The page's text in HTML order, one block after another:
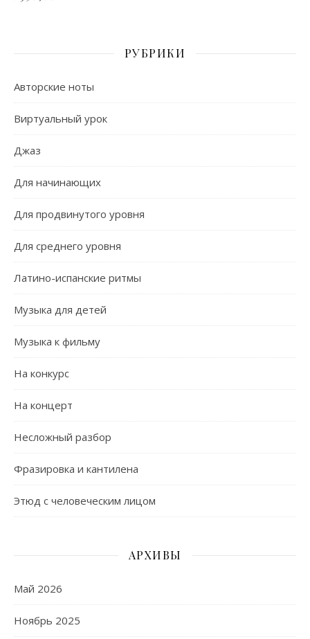
РУБРИКИ
Авторские ноты
Виртуальный урок
Джаз
Для начинающих
Для продвинутого уровня
Для среднего уровня
Латино-испанские ритмы
Музыка для детей
Музыка к фильму
На конкурс
На концерт
Несложный разбор
Фразировка и кантилена
Этюд с человеческим лицом
АРХИВЫ
Май 2026
Ноябрь 2025